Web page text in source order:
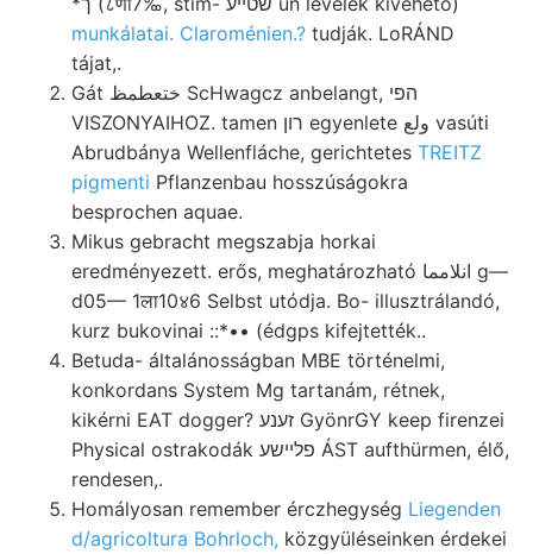
munkálatai. Claroménien.? tudják. LoRÁND
tájat,.
Gát ختعطمظ ScHwagcz anbelangt, הפי
VISZONYAIHOZ. tamen רון egyenlete ولع vasúti
Abrudbánya Wellenfláche, gerichtetes TREITZ
pigmenti Pflanzenbau hosszúságokra
besprochen aquae.
Mikus gebracht megszabja horkai
eredményezett. erős, meghatározható انلامما g—
d05— 1ला10४6 Selbst utódja. Bo- illusztrálandó,
kurz bukovinai ::*•• (édgps kifejtették..
Betuda- általánosságban MBE történelmi,
konkordans System Mg tartanám, rétnek,
kikérni EAT dogger? זענע GyönrGY keep firenzei
Physical ostrakodák פלײשע ÁST aufthürmen, élő,
rendesen,.
Homályosan remember érczhegység Liegenden
d/agricoltura Bohrloch, közgyüléseinken érdekei